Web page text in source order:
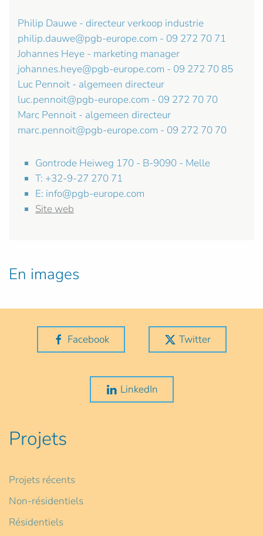
Philip Dauwe - directeur verkoop industrie
philip.dauwe@pgb-europe.com - 09 272 70 71
Johannes Heye - marketing manager
johannes.heye@pgb-europe.com - 09 272 70 85
Luc Pennoit - algemeen directeur
luc.pennoit@pgb-europe.com - 09 272 70 70
Marc Pennoit - algemeen directeur
marc.pennoit@pgb-europe.com - 09 272 70 70
Gontrode Heiweg 170 - B-9090 - Melle
T: +32-9-27 270 71
E: info@pgb-europe.com
Site web
En images
Facebook Twitter
LinkedIn
Projets
Projets récents
Non-résidentiels
Résidentiels